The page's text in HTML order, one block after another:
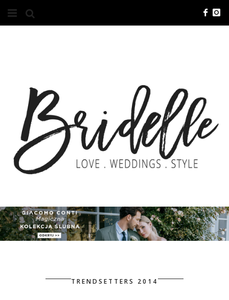
O NAS
KONTAKT
REKLAMA
ADVERTISING
ZGŁOSZENIA
TRENDSETTERS 2014